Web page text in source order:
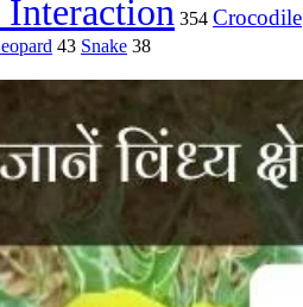
354 Crocodile
43 Snake 38